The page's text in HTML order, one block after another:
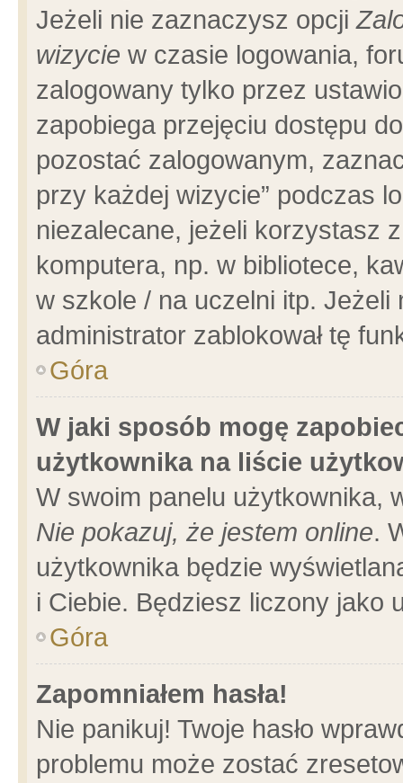
Jeżeli nie zaznaczysz opcji
wizycie w czasie logowania,
zalogowany tylko przez
zapobiega przejęciu dostępu
pozostać zalogowanym,
przy każdej wizycie” podczas
niezalecane, jeżeli korzystasz
komputera, np. w bibliotece,
w szkole / na uczelni itp.
administrator zablokował tę
Góra
W jaki sposób mogę
użytkownika na liście
W swoim panelu użytkownika,
Nie pokazuj, że jestem online.
użytkownika będzie
i Ciebie. Będziesz liczony jako
Góra
Zapomniałem hasła!
Nie panikuj! Twoje hasło
problemu może zostać